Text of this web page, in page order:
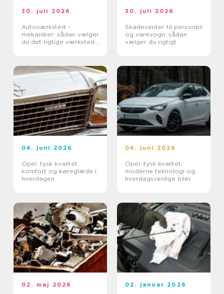
30. juli 2026
Autoværksted –
mekaniker: sådan vælger
du det rigtige værksted
30. juli 2026
Skadecenter til personbil
og varevogn: sådan
vælger du rigtigt
04. juni 2026
Opel: tysk kvalitet,
komfort og køreglæde i
hverdagen
04. juni 2026
Opel: tysk kvalitet,
moderne teknologi og
hverdagsvenlige biler
02. maj 2026 02. januar 2026